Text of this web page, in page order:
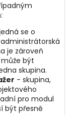
se o
je zároveň
být
skupina.
- skupina,
pro modul
být přesně